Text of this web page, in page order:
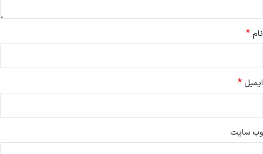
نام*
ایمیل *
وب‌ سایت